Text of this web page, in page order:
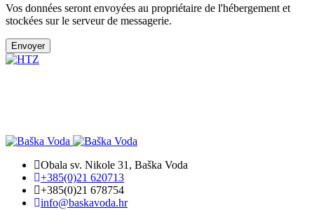
Vos données seront envoyées au propriétaire de l'hébergement et
stockées sur le serveur de messagerie.
Envoyer
Obala sv. Nikole 31, Baška Voda
+385(0)21 620713
+385(0)21 678754
info@baskavoda.hr